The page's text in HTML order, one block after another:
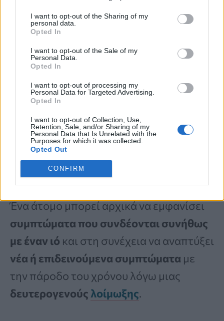
I want to opt-out of the Sharing of my
personal data.
Opted In
I want to opt-out of the Sale of my
Personal Data.
Opted In
I want to opt-out of processing my
Personal Data for Targeted Advertising.
Opted In
I want to opt-out of Collection, Use,
Retention, Sale, and/or Sharing of my
Personal Data that Is Unrelated with the
Purposes for which it was collected.
Opted Out
CONFIRM
βακτηριακές λοιμώξειςμπορεί να
εμφανίζονται διαφορετικά
ορισμένες φορές να προκύπτουν
έχει ήδη ξεκινήσει μια ιογενής νόσος.
Ένα άτομο μπορεί αρχικά να εμφανίσει
συμπτώματα που συνδέονται συνήθως
με έναν ιό και στη συνέχεια να αναπτύξει
νέα ή επιδεινούμενα συμπτώματα με
την πάροδο του χρόνου λόγω μιας
δευτερογενούς λοίμωξης.